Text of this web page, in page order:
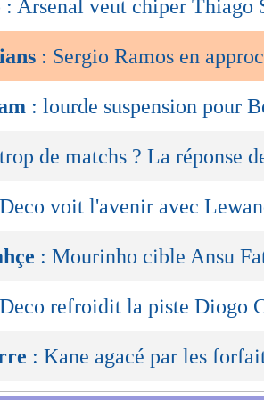
: Arsenal veut chiper Thiago
: Sergio Ramos en
: lourde suspension pour
de matchs ? La réponse
voit l'avenir avec
: Mourinho cible Ansu
refroidit la piste Diogo
: Kane agacé par les